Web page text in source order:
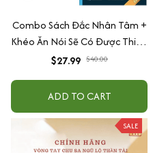
Combo Sách Đắc Nhân Tâm +
Khéo Ăn Nói Sẽ Có Được Thiên
Hạ
$27.99 $40.00
ADD TO CART
SALE